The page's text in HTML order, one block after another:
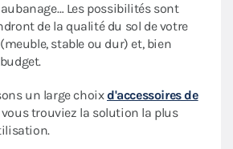
Les possibilités sont
de la qualité du sol de votre
stable ou dur) et, bien
un large choixd'accessoires de
trouviez la solution la plus